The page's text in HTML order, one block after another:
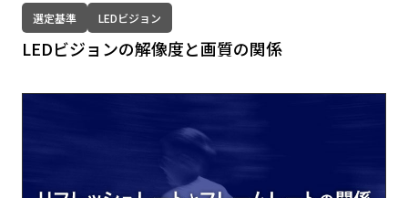
選定基準 LEDビジョン
LEDビジョンの解像度と画質の関係